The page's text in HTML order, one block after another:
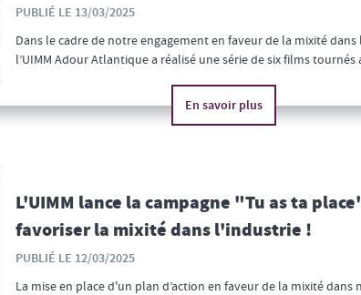
PUBLIÉ LE 13/03/2025
Dans le cadre de notre engagement en faveur de la mixité dans
l’UIMM Adour Atlantique a réalisé une série de six films tournés
En savoir plus
L'UIMM lance la campagne "Tu as ta
favoriser la mixité dans l'industrie !
PUBLIÉ LE 12/03/2025
La mise en place d'un plan d’action en faveur de la mixité dans